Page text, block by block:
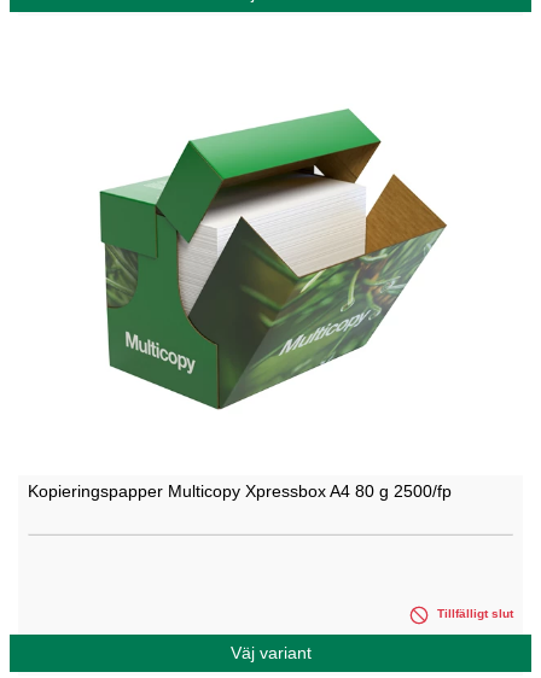
Kopieringspapper Multicopy Xpressbox A4 80 g 2500/fp
Tillfälligt slut
Väj variant